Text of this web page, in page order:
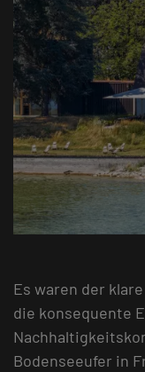
Es waren der
die konsequente
Bodenseeufer in